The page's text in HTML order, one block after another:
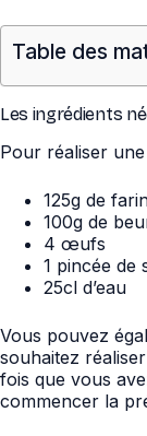
Table des
Les ingrédients
Pour réaliser
125g de
100g de
4 œufs
1 pincée de
25cl d’eau
Vous pouvez
souhaitez
fois que vous
commencer la